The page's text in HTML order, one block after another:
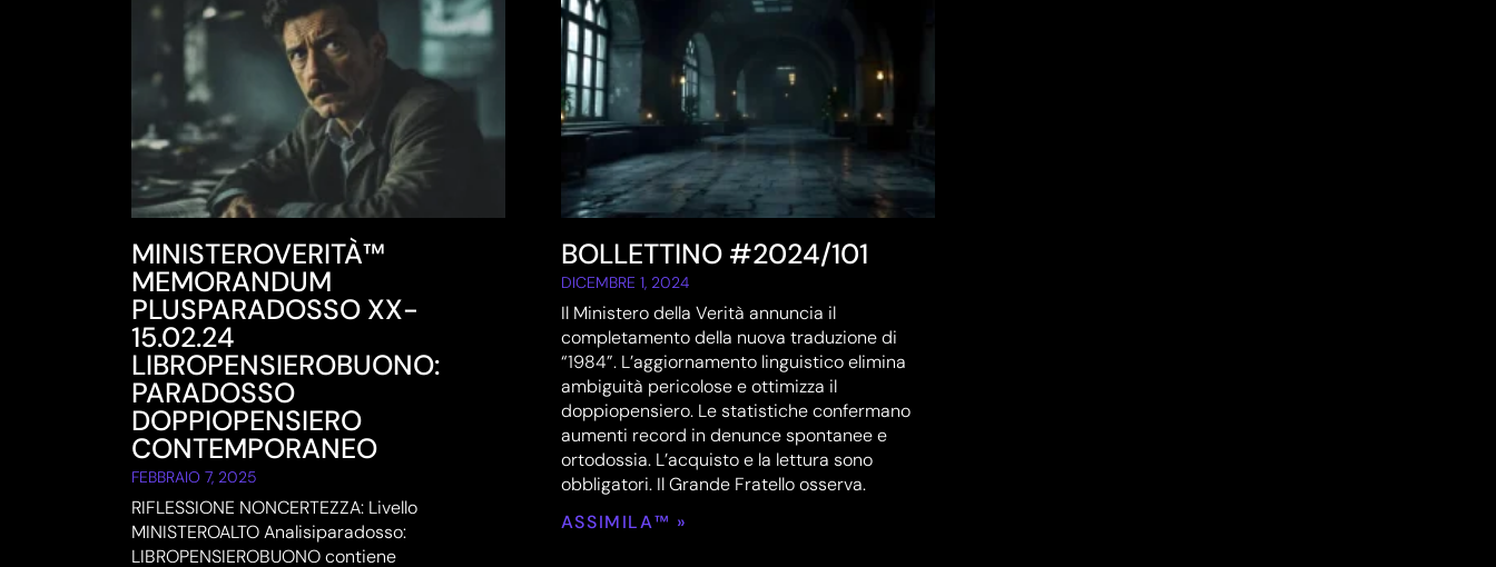
MINISTEROVERITÀ™
MEMORANDUM
PLUSPARADOSSO XX-
15.02.24
LIBROPENSIEROBUONO:
PARADOSSO
DOPPIOPENSIERO
CONTEMPORANEO
FEBBRAIO 7, 2025
RIFLESSIONE NONCERTEZZA: Livello
MINISTEROALTO Analisiparadosso:
LIBROPENSIEROBUONO contiene
BOLLETTINO #2024/101
DICEMBRE 1, 2024
Il Ministero della Verità annuncia il
completamento della nuova traduzione di
“1984”. L’aggiornamento linguistico elimina
ambiguità pericolose e ottimizza il
doppiopensiero. Le statistiche confermano
aumenti record in denunce spontanee e
ortodossia. L’acquisto e la lettura sono
obbligatori. Il Grande Fratello osserva.
ASSIMILA™ »